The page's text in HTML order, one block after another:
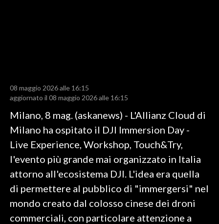
RISULTATI E CLASSIFICHE
CALCIO REGIONALE
BASKET
VOLLEY
MOTORI
TENNIS
ALTRI SPORT
CULTURA
08 maggio 2026 alle 16:15
aggiornato il 08 maggio 2026 alle 16:15
Milano, 8 mag. (askanews) - L'Allianz Cloud di
Milano ha ospitato il DJI Immersion Day -
Live Experience, Workshop, Touch&Try,
l'evento più grande mai organizzato in Italia
attorno all'ecosistema DJI. L'idea era quella
di permettere al pubblico di "immergersi" nel
mondo creato dal colosso cinese dei droni
commerciali, con particolare attenzione a